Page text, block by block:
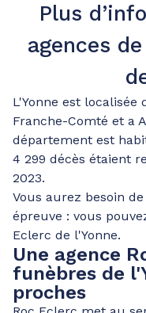
Plus
agences
L'Yonne est localisée
Franche-Comté et a
département est
4 299 décès étaient
2023.
Vous aurez besoin
épreuve : vous
Eclerc de l'Yonne.
Une agence
funèbres de
proches